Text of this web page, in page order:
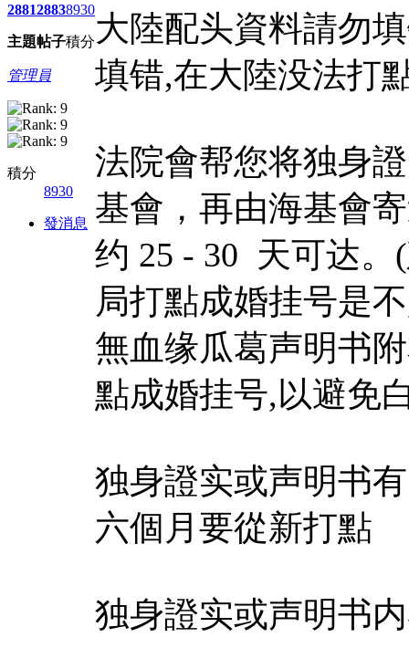
2881
主題
2883
帖子
8930
積分
管理員
積分
8930
發消息
大陸配头資料請勿
填错,在大陸没法打
法院會帮您将独身
基會，再由海基會
约 25 - 30 天可达
局打點成婚挂号是
無血缘瓜葛声明书
點成婚挂号,以避免
独身證实或声明书
六個月要從新打點
独身證实或声明书